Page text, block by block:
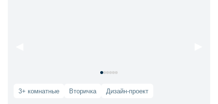
3+ комнатные Вторичка Дизайн-проект